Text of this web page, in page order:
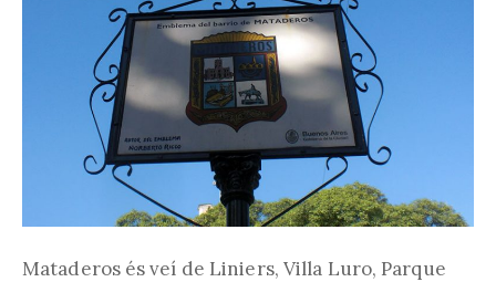
Mataderos és veí de Liniers, Villa Luro, Parque